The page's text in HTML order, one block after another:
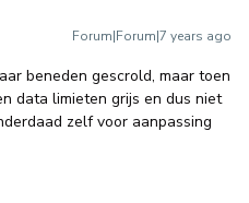
Forum|Forum|7 years ago
beneden gescrold, maar toen
data limieten grijs en dus niet
zelf voor aanpassing